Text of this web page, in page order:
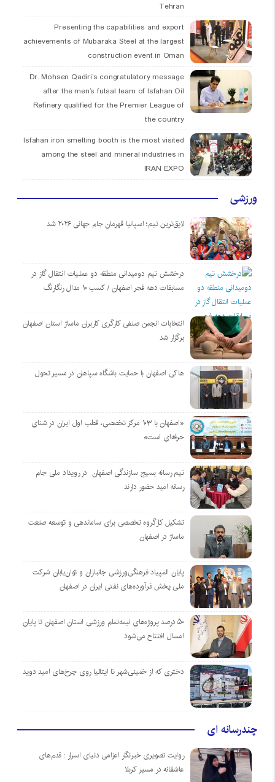
Tehran
Presenting the capabilities and export
achievements of Mubaraka Steel at the largest
construction event in Oman
Dr. Mohsen Qadiri’s congratulatory message
after the men’s futsal team of Isfahan Oil
Refinery qualified for the Premier League of
the country
Isfahan iron smelting booth is the most visited
among the steel and mineral industries in
IRAN EXPO
ورزشی
لایق‌ترین تیم؛ اسپانیا قهرمان جام جهانی ۲۰۲۶ شد
درخشش تیم دومیدانی منطقه دو عملیات انتقال گاز در
مسابقات دهه فجر اصفهان / کسب ۱۰ مدال رنگارنگ
انتخابات انجمن صنفی کارگری کاربران ماساژ استان اصفهان
برگزار شد
هاکی اصفهان با حمایت باشگاه سپاهان در مسیر تحول
«اصفهان با ۱۰۳ مرکز تخصصی، قطب اول ایران در شنای
حرفه‌ای است»
تیم رسانه بسیج سازندگی اصفهان در رویداد ملی جام
رسانه امید حضور دارند
تشکیل کارگروه تخصصی برای ساماندهی و توسعه صنعت
ماساژ در اصفهان
پایان المپیاد فرهنگی‌ورزشی جانبازان و توان‌یابان شرکت
ملی پخش فرآورده‌های نفتی ایران در اصفهان
۵۰ درصد پروژه‌های نیمه‌تمام ورزشی استان اصفهان تا پایان
امسال افتتاح می‌شود
دختری که از خمینی‌شهر تا ایتالیا روی چرخ‌های امید دوید
چندرسانه ای
روایت تصویری خبرنگار اعزامی دنیای اسرار : قدم‌های
عاشقانه در مسیر کربلا